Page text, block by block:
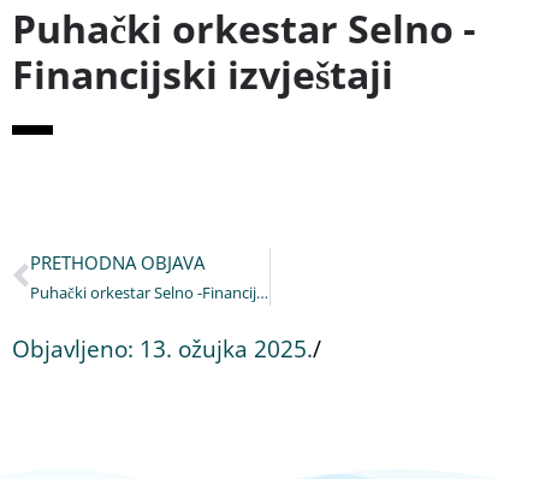
Puhački orkestar Selno -
Financijski izvještaji
PRETHODNA OBJAVA
Puhački orkestar Selno -Financijski izvještaji
Objavljeno: 13. ožujka 2025./